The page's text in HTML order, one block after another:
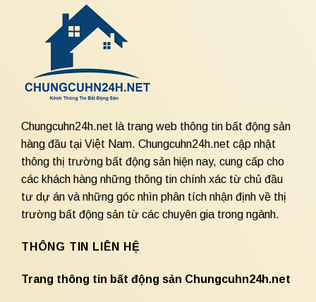
Chungcuhn24h.net là trang web thông tin bất động sản
hàng đầu tại Việt Nam. Chungcuhn24h.net cập nhật
thông thị trường bất động sản hiện nay, cung cấp cho
các khách hàng những thông tin chính xác từ chủ đầu
tư dự án và những góc nhìn phân tích nhận định về thị
trường bất động sản từ các chuyên gia trong ngành.
THÔNG TIN LIÊN HỆ
Trang thông tin bất động sản Chungcuhn24h.net